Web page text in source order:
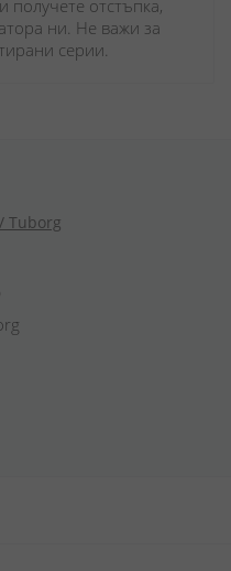
получете отстъпка,
ни. Не важи за
серии.
Tuborg